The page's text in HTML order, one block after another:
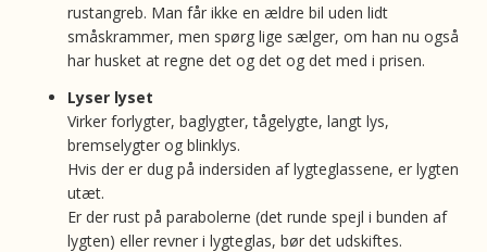
rustangreb. Man får ikke en ældre bil uden lidt
småskrammer, men spørg lige sælger, om han nu også
har husket at regne det og det og det med i prisen.
Lyser lyset
Virker forlygter, baglygter, tågelygte, langt lys,
bremselygter og blinklys.
Hvis der er dug på indersiden af lygteglassene, er lygten
utæt.
Er der rust på parabolerne (det runde spejl i bunden af
lygten) eller revner i lygteglas, bør det udskiftes.